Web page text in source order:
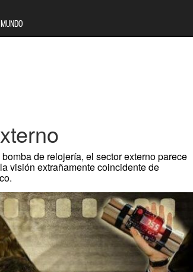
MUNDO
de relojería, el sector externo parece
visión extrañamente coincidente de